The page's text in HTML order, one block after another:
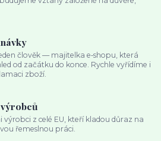
člověk — majitelka e‑shopu, která
od začátku do konce. Rychle vyřídíme i
zboží.
z celé EU, kteří kladou důraz na
řemeslnou práci.